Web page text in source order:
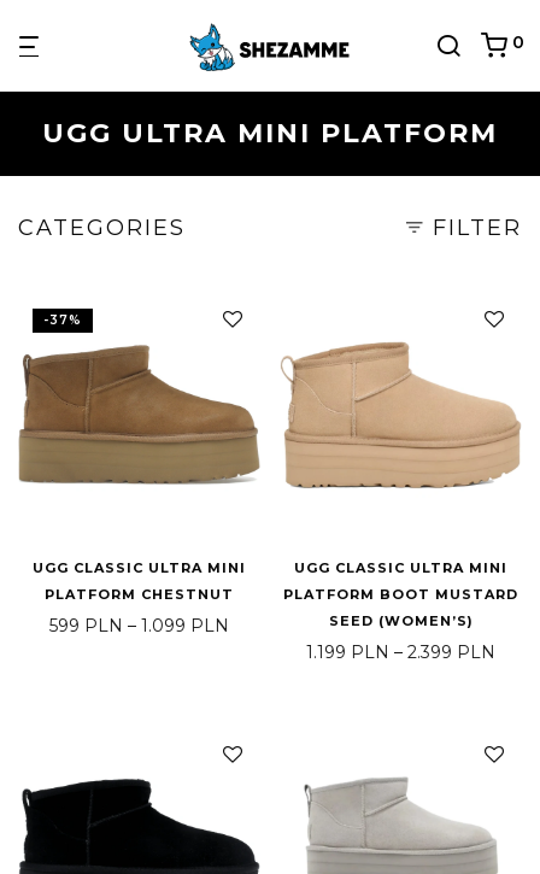
0
UGG ULTRA MINI PLATFORM
CATEGORIES FILTER
-37%
UGG CLASSIC ULTRA MINI
PLATFORM CHESTNUT
599 PLN – 1.099 PLN Price range: 599 PLN through 1.099
UGG CLASSIC ULTRA MINI
PLATFORM BOOT MUSTARD
SEED (WOMEN’S)
1.199 PLN – 2.399 PLN